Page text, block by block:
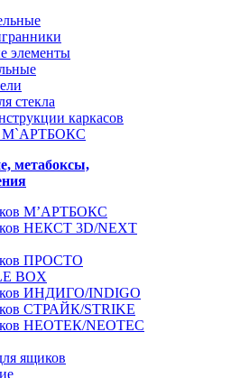
элементы
стекла
каркасов
метабоксы,
М’АРТБОКС
НЕКСТ 3D/NEXT
ПРОСТО
BOX
ИНДИГО/INDIGO
СТРАЙК/STRIKE
НЕОТЕК/NEOTEC
ящиков